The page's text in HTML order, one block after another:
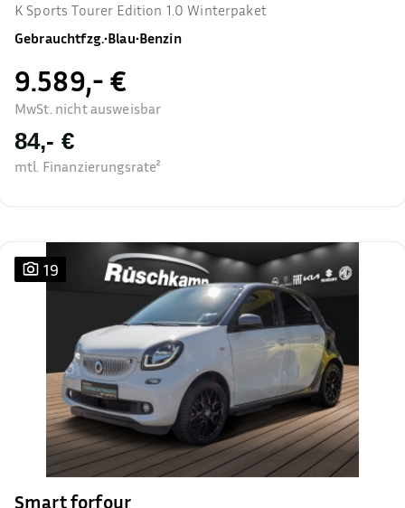
K Sports Tourer Edition 1.0 Winterpaket
Gebrauchtfzg.•Blau•Benzin
9.589,- €
MwSt. nicht ausweisbar
84,- €
mtl. Finanzierungsrate²
19
Smart forfour